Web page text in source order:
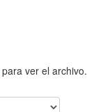
para ver el archivo.